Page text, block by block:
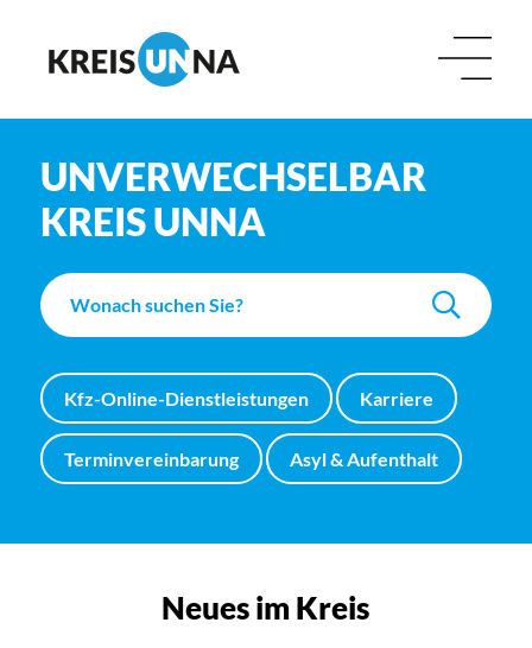
UNVERWECHSELBAR
KREIS UNNA
Kfz-Online-Dienstleistungen Karriere
Terminvereinbarung Asyl & Aufenthalt
Neues im Kreis